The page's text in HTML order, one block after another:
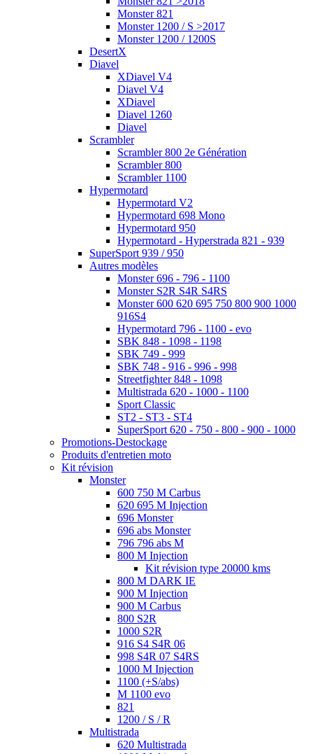
Monster 821
Monster 1200 / S >2017
Monster 1200 / 1200S
DesertX
Diavel
XDiavel V4
Diavel V4
XDiavel
Diavel 1260
Diavel
Scrambler
Scrambler 800 2e Génération
Scrambler 800
Scrambler 1100
Hypermotard
Hypermotard V2
Hypermotard 698 Mono
Hypermotard 950
Hypermotard - Hyperstrada 821 - 939
SuperSport 939 / 950
Autres modèles
Monster 696 - 796 - 1100
Monster S2R S4R S4RS
Monster 600 620 695 750 800 900 1000
916S4
Hypermotard 796 - 1100 - evo
SBK 848 - 1098 - 1198
SBK 749 - 999
SBK 748 - 916 - 996 - 998
Streetfighter 848 - 1098
Multistrada 620 - 1000 - 1100
Sport Classic
ST2 - ST3 - ST4
SuperSport 620 - 750 - 800 - 900 - 1000
Promotions-Destockage
Produits d'entretien moto
Kit révision
Monster
600 750 M Carbus
620 695 M Injection
696 Monster
696 abs Monster
796 796 abs M
800 M Injection
Kit révision type 20000 kms
800 M DARK IE
900 M Injection
900 M Carbus
800 S2R
1000 S2R
916 S4 S4R 06
998 S4R 07 S4RS
1000 M Injection
1100 (+S/abs)
M 1100 evo
821
1200 / S / R
Multistrada
620 Multistrada